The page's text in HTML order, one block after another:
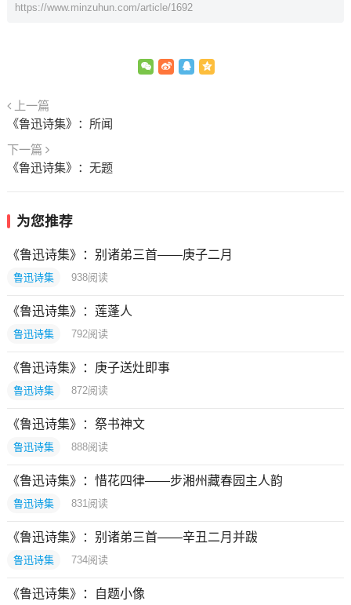
https://www.minzuhun.com/article/1692
上一篇
《鲁迅诗集》：所闻
下一篇
《鲁迅诗集》：无题
为您推荐
《鲁迅诗集》：别诸弟三首——庚子二月
鲁迅诗集 938阅读
《鲁迅诗集》：莲蓬人
鲁迅诗集 792阅读
《鲁迅诗集》：庚子送灶即事
鲁迅诗集 872阅读
《鲁迅诗集》：祭书神文
鲁迅诗集 888阅读
《鲁迅诗集》：惜花四律——步湘州藏春园主人韵
鲁迅诗集 831 阅读
《鲁迅诗集》：别诸弟三首——辛丑二月并跋
鲁迅诗集 734阅读
《鲁迅诗集》：自题小像